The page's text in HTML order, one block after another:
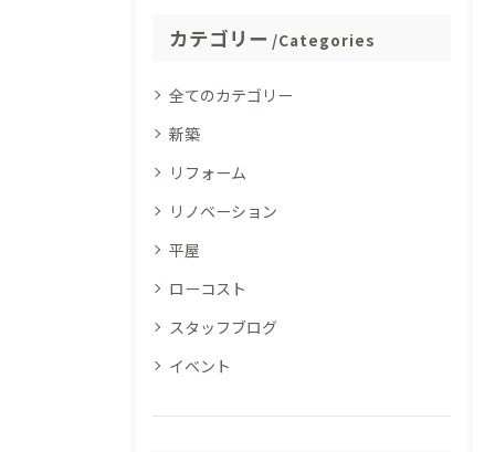
カテゴリー Categories
全てのカテゴリー
新築
リフォーム
リノベーション
平屋
ローコスト
スタッフブログ
イベント